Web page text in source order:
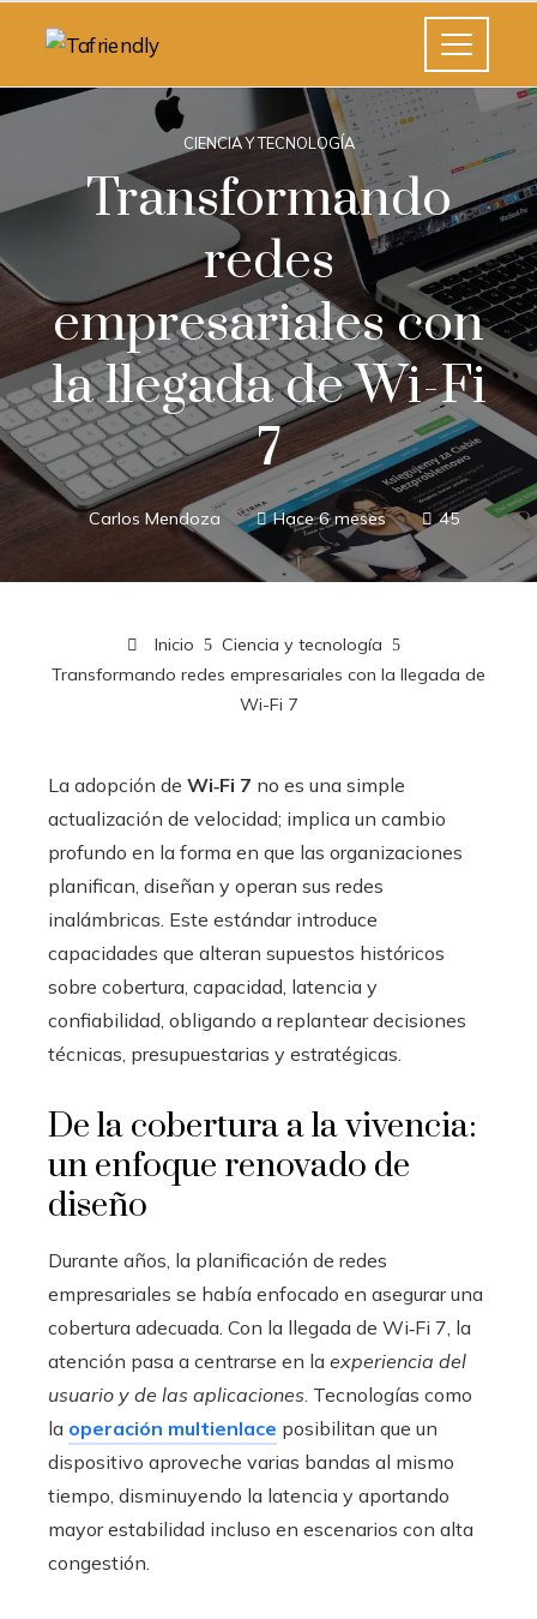
CIENCIA Y TECNOLOGÍA
Transformando
redes
empresariales con
la llegada de Wi-Fi
7
Carlos Mendoza Hace 6 meses 45
Inicio
Ciencia y tecnología
Transformando redes empresariales con la llegada de
Wi-Fi 7
La adopción de Wi‑Fi 7 no es una simple
actualización de velocidad; implica un cambio
profundo en la forma en que las organizaciones
planifican, diseñan y operan sus redes
inalámbricas. Este estándar introduce
capacidades que alteran supuestos históricos
sobre cobertura, capacidad, latencia y
confiabilidad, obligando a replantear decisiones
técnicas, presupuestarias y estratégicas.
De la cobertura a la vivencia:
un enfoque renovado de
diseño
Durante años, la planificación de redes
empresariales se había enfocado en asegurar una
cobertura adecuada. Con la llegada de Wi‑Fi 7, la
atención pasa a centrarse en la experiencia del
usuario y de las aplicaciones. Tecnologías como
la operación multienlace posibilitan que un
dispositivo aproveche varias bandas al mismo
tiempo, disminuyendo la latencia y aportando
mayor estabilidad incluso en escenarios con alta
congestión.